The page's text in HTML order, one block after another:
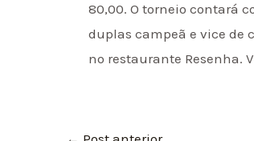
80,00. O torneio contará
duplas campeã e vice de
no restaurante Resenha.